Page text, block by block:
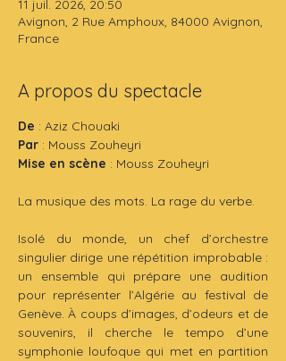
11 juil. 2026, 20:50
Avignon, 2 Rue Amphoux, 84000 Avignon,
France
A propos du spectacle
De : Aziz Chouaki
Par : Mouss Zouheyri
Mise en scène : Mouss Zouheyri
La musique des mots. La rage du verbe.
Isolé du monde, un chef d’orchestre
singulier dirige une répétition improbable :
un ensemble qui prépare une audition
pour représenter l’Algérie au festival de
Genève. À coups d’images, d’odeurs et de
souvenirs, il cherche le tempo d’une
symphonie loufoque qui met en partition